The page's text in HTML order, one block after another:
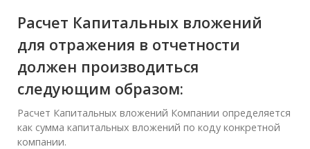
Расчет Капитальных вложений
для отражения в отчетности
должен производиться
следующим образом:
Расчет Капитальных вложений Компании определяется
как сумма капитальных вложений по коду конкретной
компании.